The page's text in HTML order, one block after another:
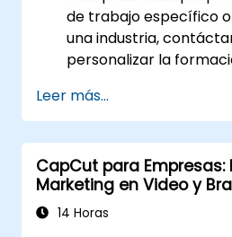
de trabajo específico
una industria,
personalizar la
Leer más...
CapCut para
Marketing en Video y
14 Horas